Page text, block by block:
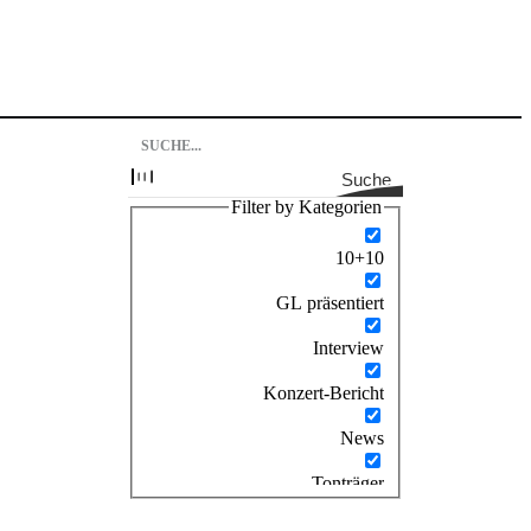
Suche
Filter by Kategorien
10+10
GL präsentiert
Interview
Konzert-Bericht
News
Tonträger